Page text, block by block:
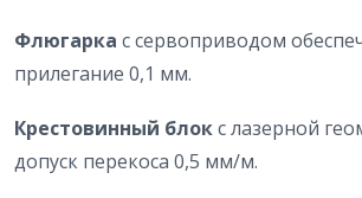
Флюгарка с сервоприводом
прилегание 0,1 мм.
Крестовинный блокс лазерной
допуск перекоса 0,5 мм/м.